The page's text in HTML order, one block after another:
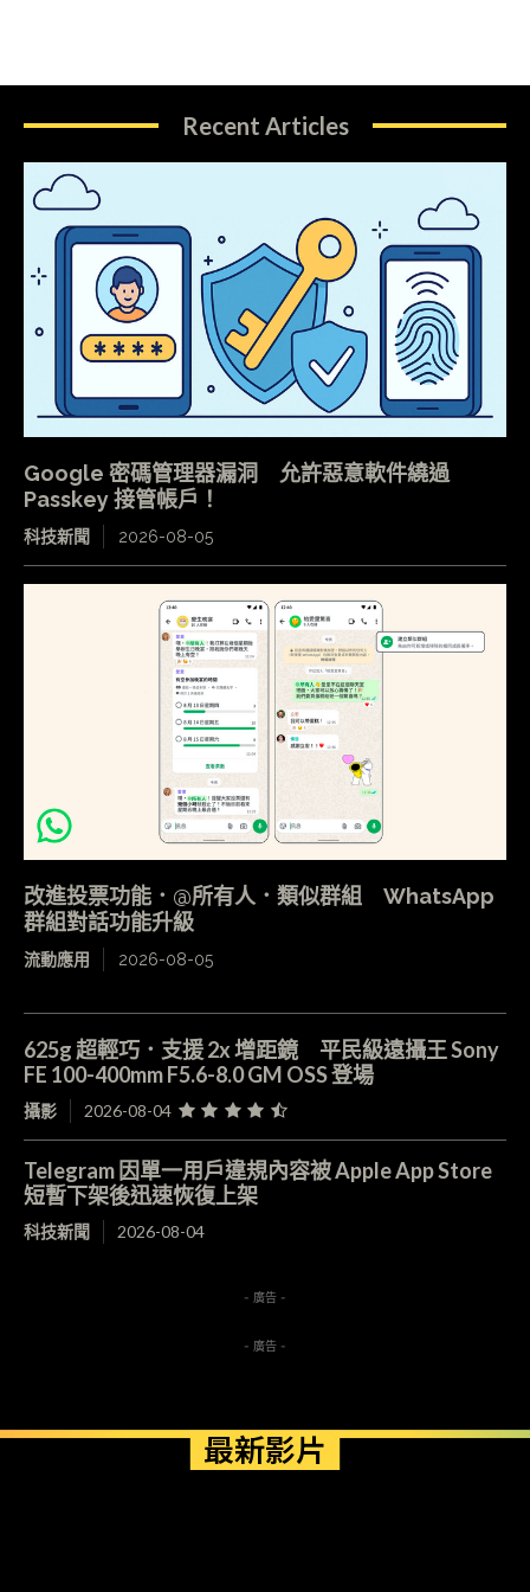
Recent Articles
Google 密碼管理器漏洞 允許惡意軟件繞過
Passkey 接管帳戶！
科技新聞 2026-08-05
改進投票功能．@所有人．類似群組 WhatsApp
群組對話功能升級
流動應用 2026-08-05
625g 超輕巧．支援 2x 增距鏡 平民級遠攝王 Sony
FE 100-400mm F5.6-8.0 GM OSS 登場
攝影 2026-08-04
Telegram 因單一用戶違規內容被 Apple App Store
短暫下架後迅速恢復上架
科技新聞 2026-08-04
- 廣告 -
- 廣告 -
最新影片